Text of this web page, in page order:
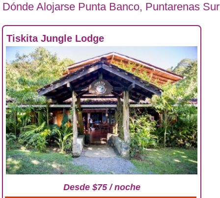
Dónde Alojarse Punta Banco, Puntarenas Sur
Tiskita Jungle Lodge
Desde $75 / noche